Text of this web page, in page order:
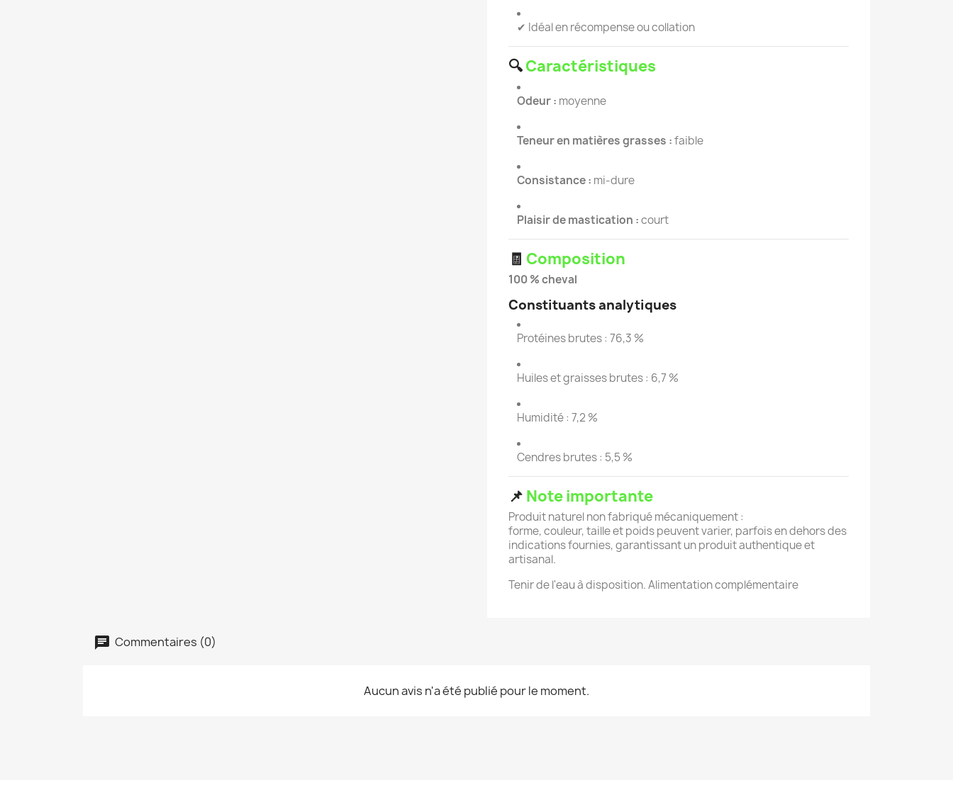
✔ Idéal en récompense ou collation
🔍Caractéristiques
Odeur : moyenne
Teneur en matières grasses :faible
Consistance : mi-dure
Plaisir de mastication :court
🧾 Composition
100 % cheval
Constituants analytiques
Protéines brutes : 76,3 %
Huiles et graisses brutes : 6,7 %
Humidité : 7,2 %
Cendres brutes : 5,5 %
📌 Note importante
Produit naturel non fabriqué mécaniquement :
forme, couleur, taille et poids peuvent varier, parfois en dehors des
indications fournies, garantissant un produit authentique et
artisanal.
Tenir de l'eau à disposition. Alimentation complémentaire
Commentaires (0)
Aucun avis n'a été publié pour le moment.